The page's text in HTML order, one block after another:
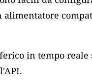
alimentatore
in tempo reale